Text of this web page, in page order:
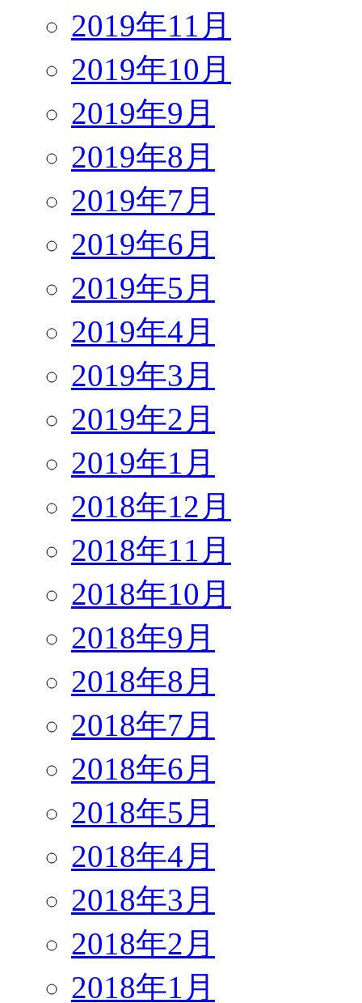
2019年11月
2019年10月
2019年9月
2019年8月
2019年7月
2019年6月
2019年5月
2019年4月
2019年3月
2019年2月
2019年1月
2018年12月
2018年11月
2018年10月
2018年9月
2018年8月
2018年7月
2018年6月
2018年5月
2018年4月
2018年3月
2018年2月
2018年1月